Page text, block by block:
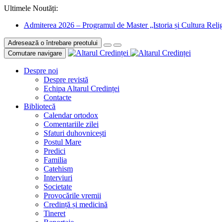
Ultimele Noutăți:
Admiterea 2026 – Programul de Master „Istoria și Cultura
Adresează o întrebare preotului
Comutare navigare
Despre noi
Despre revistă
Echipa Altarul Credinței
Contacte
Bibliotecă
Calendar ortodox
Comentariile zilei
Sfaturi duhovnicești
Postul Mare
Predici
Familia
Catehism
Interviuri
Societate
Provocările vremii
Credință și medicină
Tineret